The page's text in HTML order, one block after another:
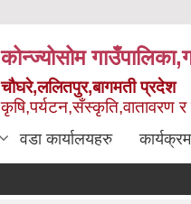
कोन्ज्योसोम
चौघरे,ललितपुर,बागमती प्रदेश
कृषि,पर्यटन,सँस्कृति,वातावरण
वडा कार्यालयहरु